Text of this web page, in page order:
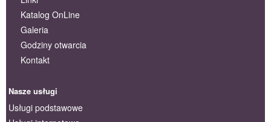
Linki
Katalog OnLine
Galeria
Godziny otwarcia
Kontakt
Nasze usługi
Usługi podstawowe